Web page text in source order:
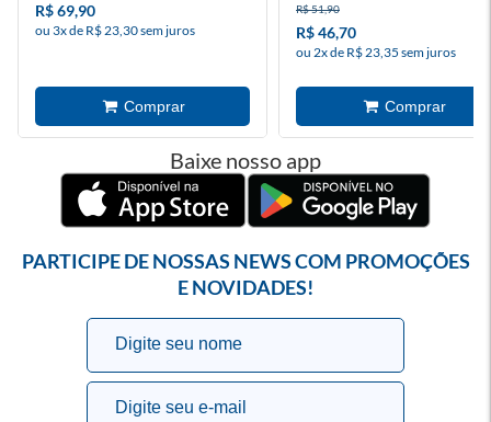
R$ 69,90
ou 3x de R$ 23,30 sem juros
R$ 51,90
R$ 46,70
ou 2x de R$ 23,35 sem juros
Baixe nosso app
PARTICIPE DE NOSSAS NEWS COM PROMOÇÕES
E NOVIDADES!